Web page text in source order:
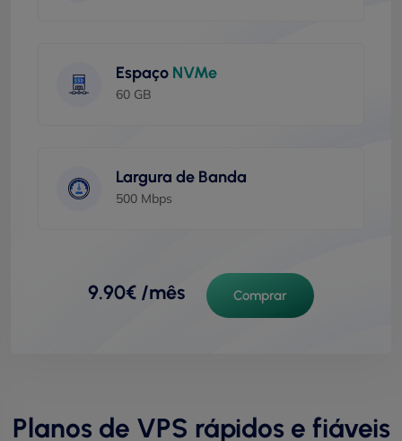
Espaço NVMe
60 GB
Largura de Banda
500 Mbps
9.90€ /mês Comprar
Planos de VPS rápidos e fiáveis